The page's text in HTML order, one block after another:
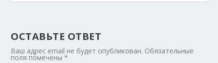
ОСТАВЬТЕ ОТВЕТ
Ваш адрес email не будет опубликован. Обязательные
поля помечены*